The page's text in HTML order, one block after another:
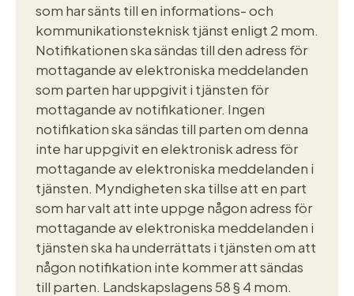
som har sänts till en informations- och
kommunikationsteknisk tjänst enligt 2 mom.
Notifikationen ska sändas till den adress för
mottagande av elektroniska meddelanden
som parten har uppgivit i tjänsten för
mottagande av notifikationer. Ingen
notifikation ska sändas till parten om denna
inte har uppgivit en elektronisk adress för
mottagande av elektroniska meddelanden i
tjänsten. Myndigheten ska tillse att en part
som har valt att inte uppge någon adress för
mottagande av elektroniska meddelanden i
tjänsten ska ha underrättats i tjänsten om att
någon notifikation inte kommer att sändas
till parten. Landskapslagens 58 § 4 mom.